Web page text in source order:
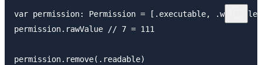
var permission: Permission = [.executable,
permission.rawValue // 7 = 111
permission.remove(.readable)